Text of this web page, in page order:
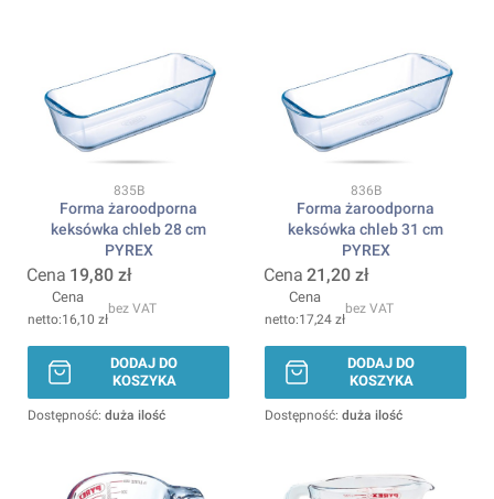
Kod produktu
835B
Forma żaroodporna
keksówka chleb 28 cm
PYREX
Cena 19,80 zł
Cena
16,10 zł
bez VAT
DODAJ DO
KOSZYKA
Dostępność: duża ilość
Kod produktu
836B
Forma żaroodporna
keksówka chleb 31 cm
PYREX
Cena 21,20 zł
Cena
17,24 zł
bez VAT
DODAJ DO
KOSZYKA
Dostępność: duża ilość